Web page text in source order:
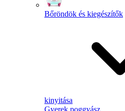
Bőröndök és kiegészítők
kinyitása
Gyerek poggyász